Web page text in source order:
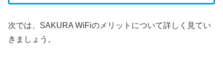
次では、SAKURA WiFiのメリットについて詳しく見てい
きましょう。